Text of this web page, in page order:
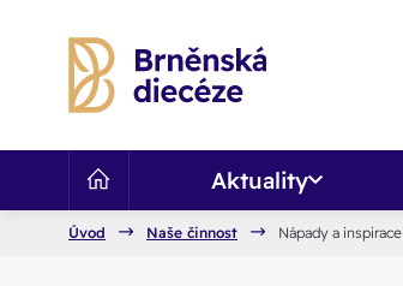
Aktuality
Úvod Naše činnost Nápady a inspirace